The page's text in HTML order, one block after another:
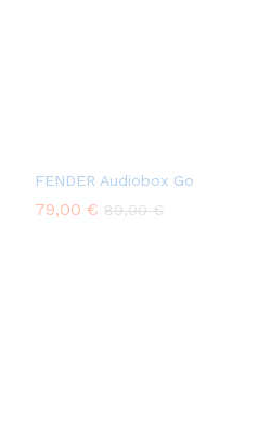
FENDER Audiobox Go
79,00 € 89,00€